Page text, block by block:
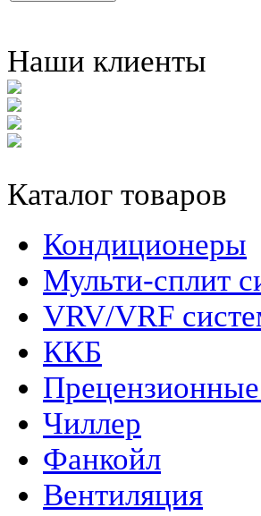
Наши клиенты
Каталог товаров
Кондиционеры
Мульти-сплит
VRV/VRF
ККБ
Чиллер
Фанкойл
Вентиляция